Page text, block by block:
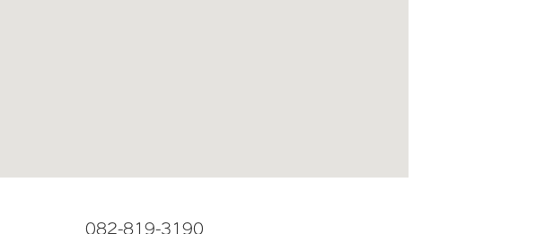
082-819-3190